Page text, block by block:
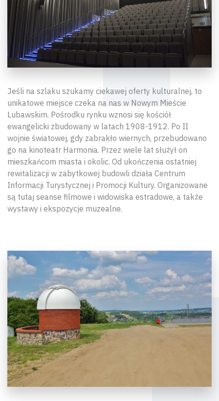
Jeśli na szlaku szukamy ciekawej oferty kulturalnej, to
unikatowe miejsce czeka na nas w Nowym Mieście
Lubawskim. Pośrodku rynku wznosi się kościół
ewangelicki zbudowany w latach 1908-1912. Po II
wojnie światowej, gdy zabrakło wiernych, przebudowano
go na kinoteatr Harmonia. Przez wiele lat służył on
mieszkańcom miasta i okolic. Od ukończenia ostatniej
rewitalizacji w zabytkowej budowli działa Centrum
Informacji Turystycznej i Promocji Kultury. Organizowane
są tutaj seanse filmowe i widowiska estradowe, a także
wystawy i ekspozycje muzealne.